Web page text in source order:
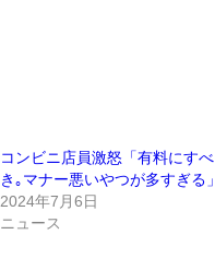
コンビニ店員激怒「有料にすべ
き｡マナー悪いやつが多すぎる」
2024年7月6日
ニュース